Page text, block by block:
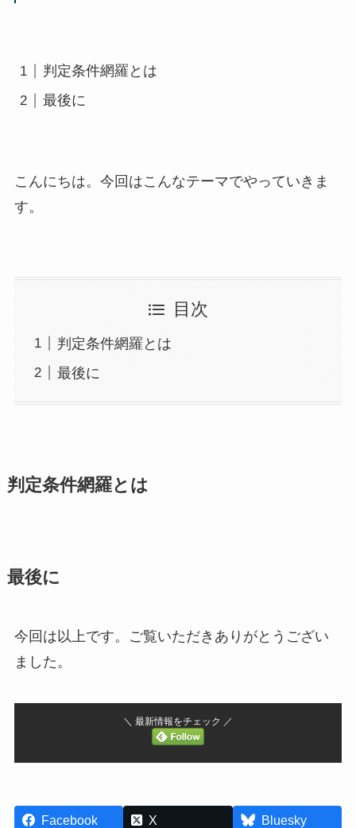
判定条件網羅とは
最後に
こんにちは。今回はこんなテーマでやっていきま
す。
目次
判定条件網羅とは
最後に
判定条件網羅とは
最後に
今回は以上です。ご覧いただきありがとうござい
ました。
＼ 最新情報をチェック ／
Facebook X
Bluesky